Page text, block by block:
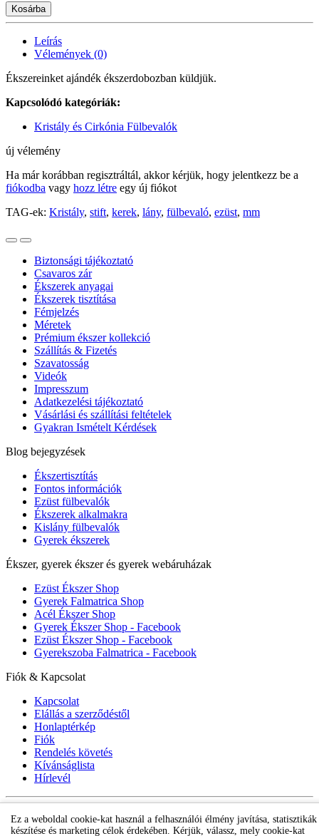
Kosárba
Leírás
Vélemények (0)
Ékszereinket ajándék ékszerdobozban küldjük.
Kapcsolódó kategóriák:
Kristály és Cirkónia Fülbevalók
új vélemény
Ha már korábban regisztráltál, akkor kérjük, hogy jelentkezz be a
fiókodba vagy hozz létre egy új fiókot
TAG-ek: Kristály, stift, kerek, lány, fülbevaló, ezüst, mm
Biztonsági tájékoztató
Csavaros zár
Ékszerek anyagai
Ékszerek tisztítása
Fémjelzés
Méretek
Prémium ékszer kollekció
Szállítás & Fizetés
Szavatosság
Videók
Impresszum
Adatkezelési tájékoztató
Vásárlási és szállítási feltételek
Gyakran Ismételt Kérdések
Blog bejegyzések
Ékszertisztítás
Fontos információk
Ezüst fülbevalók
Ékszerek alkalmakra
Kislány fülbevalók
Gyerek ékszerek
Ékszer, gyerek ékszer és gyerek webáruházak
Ezüst Ékszer Shop
Gyerek Falmatrica Shop
Acél Ékszer Shop
Gyerek Ékszer Shop - Facebook
Ezüst Ékszer Shop - Facebook
Gyerekszoba Falmatrica - Facebook
Fiók & Kapcsolat
Kapcsolat
Elállás a szerződéstől
Honlaptérkép
Fiók
Rendelés követés
Kívánságlista
Hírlevél
Ez a weboldal cookie-kat használ a felhasználói élmény javítása, statisztikák
készítése és marketing célok érdekében. Kérjük, válassz, mely cookie-kat